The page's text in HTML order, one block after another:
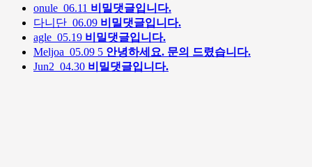
onule 06.11 비밀댓글입니다.
다니단 06.09 비밀댓글입니다.
agle 05.19 비밀댓글입니다.
Meljoa 05.09 5 안녕하세요. 문의 드렸습니다.
Jun2 04.30 비밀댓글입니다.